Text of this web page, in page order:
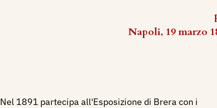
Napoli, 19 marzo
Nel 1891 partecipa all'Esposizione di Brera con i